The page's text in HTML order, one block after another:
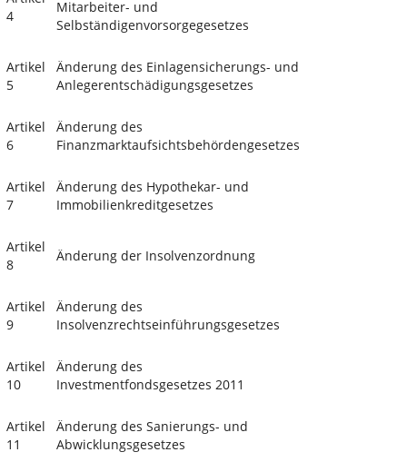
4
Mitarbeiter- und
Selbständigenvorsorgegesetzes
Artikel
5
Änderung des Einlagensicherungs- und
Anlegerentschädigungsgesetzes
Artikel
6
Änderung des
Finanzmarktaufsichtsbehördengesetzes
Artikel
7
Änderung des Hypothekar- und
Immobilienkreditgesetzes
Artikel
8
Änderung der Insolvenzordnung
Artikel
9
Änderung des
Insolvenzrechtseinführungsgesetzes
Artikel
10
Änderung des
Investmentfondsgesetzes 2011
Artikel
11
Änderung des Sanierungs- und
Abwicklungsgesetzes